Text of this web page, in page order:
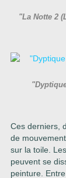
"La Notte 2
Ces derniers,
de
sur la toile.
peuvent se
peinture.